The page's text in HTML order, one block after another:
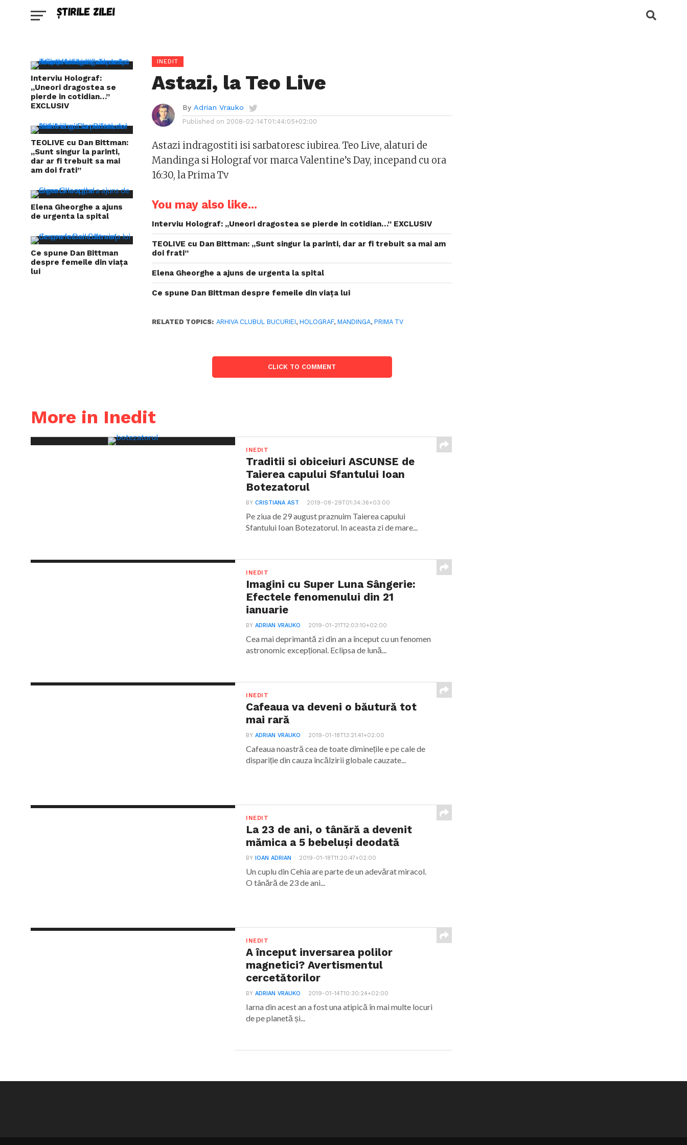
Interviu Holograf:
„Uneori dragostea se
pierde in cotidian…”
EXCLUSIV
TEOLIVE cu Dan Bittman:
„Sunt singur la parinti,
dar ar fi trebuit sa mai
am doi frati”
Elena Gheorghe a ajuns
de urgenta la spital
Ce spune Dan Bittman
despre femeile din viaţa
lui
INEDIT
Astazi, la Teo Live
By Adrian Vrauko
Published on 2008-02-14T01:44:05+02:00
Astazi indragostiti isi sarbatoresc iubirea. Teo Live, alaturi de
Mandinga si Holograf vor marca Valentine’s Day, incepand cu ora
16:30, la Prima Tv
You may also like...
Interviu Holograf: „Uneori dragostea se pierde in cotidian…” EXCLUSIV
TEOLIVE cu Dan Bittman: „Sunt singur la parinti, dar ar fi trebuit sa mai am
doi frati”
Elena Gheorghe a ajuns de urgenta la spital
Ce spune Dan Bittman despre femeile din viaţa lui
RELATED TOPICS: ARHIVA CLUBUL BUCURIEI,HOLOGRAF,MANDINGA,PRIMA TV
CLICK TO COMMENT
More in Inedit
INEDIT
Traditii si obiceiuri ASCUNSE de
Taierea capului Sfantului Ioan
Botezatorul
BYCRISTIANA AST 2019-08-29T01:34:36+03:00
Pe ziua de 29 august praznuim Taierea capului
Sfantului Ioan Botezatorul. In aceasta zi de mare...
INEDIT
Imagini cu Super Luna Sângerie:
Efectele fenomenului din 21
ianuarie
BYADRIAN VRAUKO 2019-01-21T12:03:10+02:00
Cea mai deprimantă zi din an a început cu un fenomen
astronomic excepțional. Eclipsa de lună...
INEDIT
Cafeaua va deveni o băutură tot
mai rară
BYADRIAN VRAUKO 2019-01-18T13:21:41+02:00
Cafeaua noastră cea de toate diminețile e pe cale de
dispariție din cauza încălzirii globale cauzate...
INEDIT
La 23 de ani, o tânără a devenit
mămica a 5 bebeluși deodată
BYIOAN ADRIAN 2019-01-18T11:20:47+02:00
Un cuplu din Cehia are parte de un adevărat miracol.
O tânără de 23 de ani...
INEDIT
A început inversarea polilor
magnetici? Avertismentul
cercetătorilor
BYADRIAN VRAUKO 2019-01-14T10:30:24+02:00
Iarna din acest an a fost una atipică în mai multe locuri
de pe planetă și...